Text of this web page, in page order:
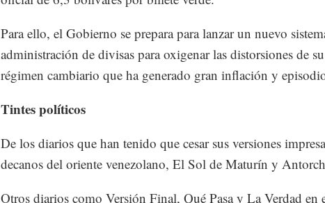
Para ello, el Gobierno se prepara para lanzar un nuevo
administración de divisas para oxigenar las distorsiones de
régimen cambiario que ha generado gran inflación y
Tintes políticos
De los diarios que han tenido que cesar sus versiones
decanos del oriente venezolano, El Sol de Maturín y
Otros diarios como Versión Final, Qué Pasa y La Verdad en